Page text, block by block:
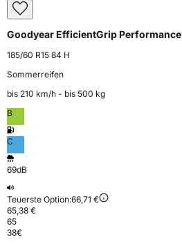
Goodyear EfficientGrip Performance
185/60 R15 84 H
Sommerreifen
bis 210 km⁠/⁠h - bis 500 kg
B
C
69dB
Teuerste Option:66,71 €
65,38 €
65
38€